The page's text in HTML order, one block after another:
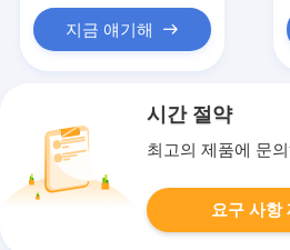
지금 얘기해
시간 절약
최고의 제품에 문
요구 사항